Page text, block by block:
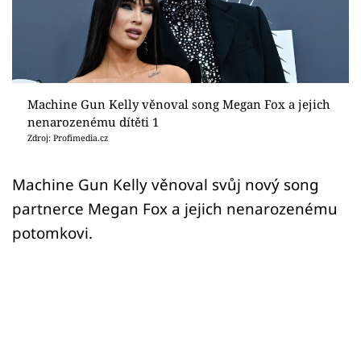
Sledujte prima+
Přihlášení
Machine Gun Kelly věnoval song Megan Fox a jejich
nenarozenému dítěti 1
Zdroj: Profimedia.cz
Machine Gun Kelly věnoval svůj nový song
partnerce Megan Fox a jejich nenarozenému
potomkovi.